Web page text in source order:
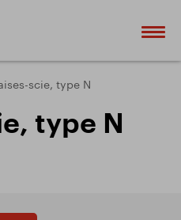
scie, type N
type N